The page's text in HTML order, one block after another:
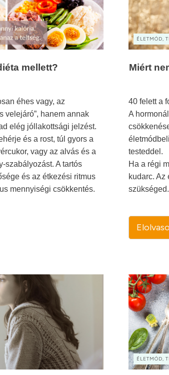
mellett?
éhes vagy, az
velejáró”, hanem annak
elég jóllakottsági jelzést.
és a rost, túl gyors a
vagy az alvás és a
szabályozást. A tartós
és az étkezési ritmus
mennyiségi csökkentés.
ÉLETMÓD,
Miért
40 felett a
A
testeddel.
Ha a régi
kudarc. Az
szükséged.
ÉLETMÓD,